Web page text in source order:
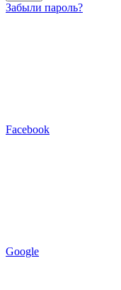
Забыли пароль?
Facebook
Google